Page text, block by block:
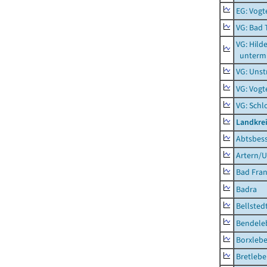
EG:
VG: Bad
VG:
VG:
VG:
VG:
Artern/
Bad
Badra